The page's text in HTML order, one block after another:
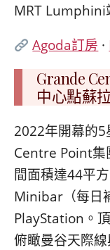
MRT Lumphini
Agoda訂房 ·
Grande
中心點蘇
2022年開幕的
Centre Point集
間面積達44平
Minibar（每日
PlayStation。
俯瞰曼谷天際